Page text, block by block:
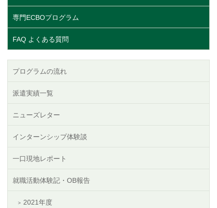
専門ECBOプログラム
FAQ よくある質問
プログラムの流れ
派遣実績一覧
ニューズレター
インターンシップ体験談
一口現地レポート
就職活動体験記・OB報告
2021年度